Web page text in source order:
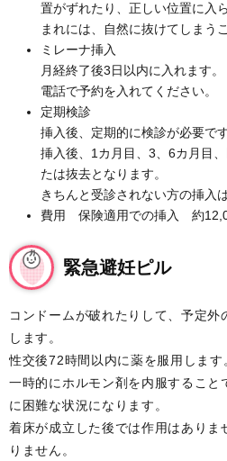
置がずれたり、正しい位置に入
まれには、自然に抜けてしまう
ミレーナ挿入
月経終了後3日以内に入れます。
電話で予約を入れてください。
定期検診
挿入後、定期的に検診が必要です
挿入後、1カ月目、3、6カ月目
たは抜去となります。
きちんと受診されない方の挿入
費用 保険適用での挿入 約
緊急避妊ピル
コンドームが破れたりして、予定外
します。
性交後72時間以内に薬を服用します
一時的にホルモン剤を内服するこ
に困難な状況になります。
着床が成立した後では作用はありま
りません。